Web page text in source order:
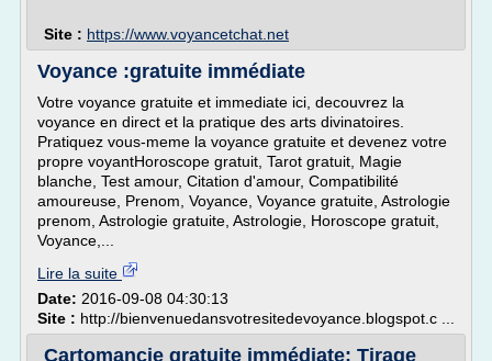
Site : https://www.voyancetchat.net
Voyance :gratuite immédiate
Votre voyance gratuite et immediate ici, decouvrez la
voyance en direct et la pratique des arts divinatoires.
Pratiquez vous-meme la voyance gratuite et devenez votre
propre voyantHoroscope gratuit, Tarot gratuit, Magie
blanche, Test amour, Citation d'amour, Compatibilité
amoureuse, Prenom, Voyance, Voyance gratuite, Astrologie
prenom, Astrologie gratuite, Astrologie, Horoscope gratuit,
Voyance,...
Lire la suite
Date: 2016-09-08 04:30:13
Site : http://bienvenuedansvotresitedevoyance.blogspot.c ...
Cartomancie gratuite immédiate: Tirage